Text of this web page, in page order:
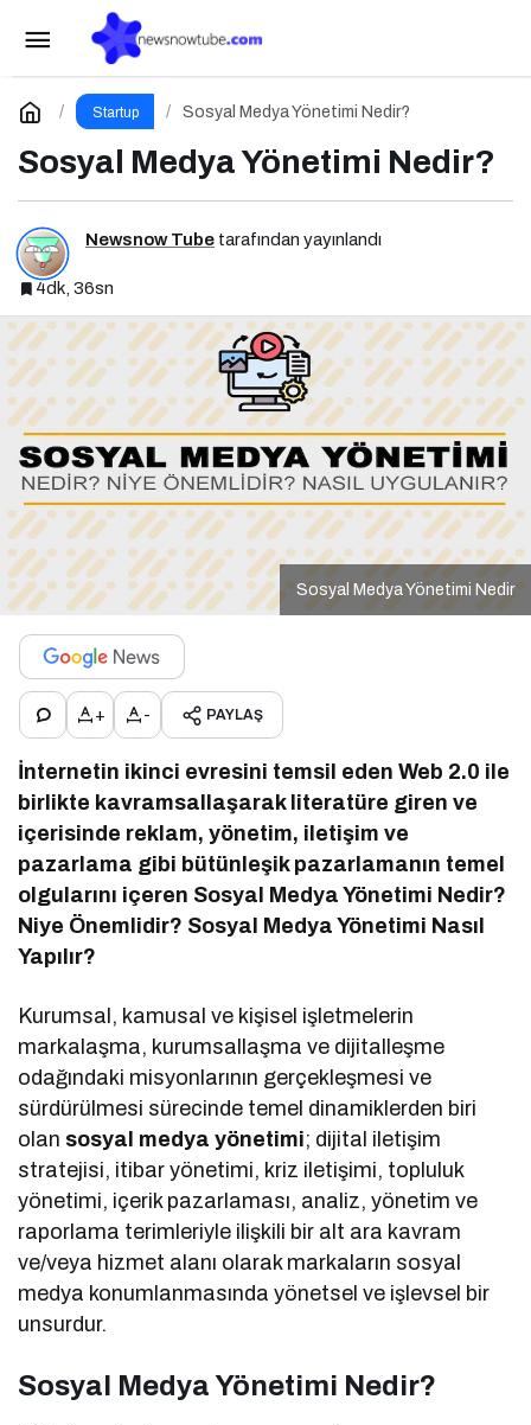
Startup Sosyal Medya Yönetimi Nedir?
Sosyal Medya Yönetimi Nedir?
Newsnow Tube tarafından yayınlandı
4dk, 36sn
Sosyal Medya Yönetimi Nedir
+ - PAYLAŞ
İnternetin ikinci evresini temsil eden Web 2.0 ile
birlikte kavramsallaşarak literatüre giren ve
içerisinde reklam, yönetim, iletişim ve
pazarlama gibi bütünleşik pazarlamanın temel
olgularını içeren Sosyal Medya Yönetimi Nedir?
Niye Önemlidir? Sosyal Medya Yönetimi Nasıl
Yapılır?
Kurumsal, kamusal ve kişisel işletmelerin
markalaşma, kurumsallaşma ve dijitalleşme
odağındaki misyonlarının gerçekleşmesi ve
sürdürülmesi sürecinde temel dinamiklerden biri
olan sosyal medya yönetimi; dijital iletişim
stratejisi, itibar yönetimi, kriz iletişimi, topluluk
yönetimi, içerik pazarlaması, analiz, yönetim ve
raporlama terimleriyle ilişkili bir alt ara kavram
ve/veya hizmet alanı olarak markaların sosyal
medya konumlanmasında yönetsel ve işlevsel bir
unsurdur.
Sosyal Medya Yönetimi Nedir?
Sanayi ve Teknoloji Bakanlığı Heyeti Marmara
Teknokent’i Ziyaret Etti!
Yorum Yap